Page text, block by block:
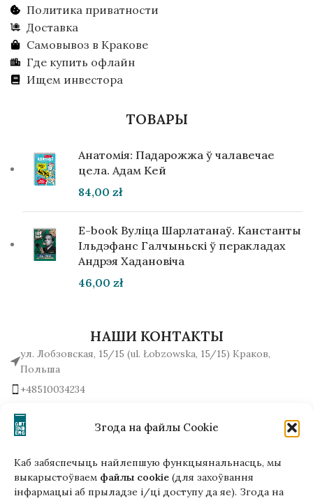
Згода на файлы Cookie
Каб забяспечыць найлепшую функцыянальнасць, мы
выкарыстоўваем файлы cookie (для захоўвання
інфармацыі аб прыладзе і/ці доступу да яе). Згода на
Гэтая версія сайта створана
Политика приватности
Доставка
Самовывоз в Кракове
Где купить офлайн
Ищем инвестора
ТОВАРЫ
Анатомія: Падарожжа ў чалавечае
цела. Адам Кей
84,00 zł
E-book Вуліца Шарлатанаў. Канстанты
Ільдэфанс Галчыньскі ў перакладах
Андрэя Хадановіча
46,00 zł
НАШИ КОНТАКТЫ
ул. Лобзовская, 15/15 (ul. Łobzowska, 15/15) Краков,
Польша
+48510034234
Написать нам!